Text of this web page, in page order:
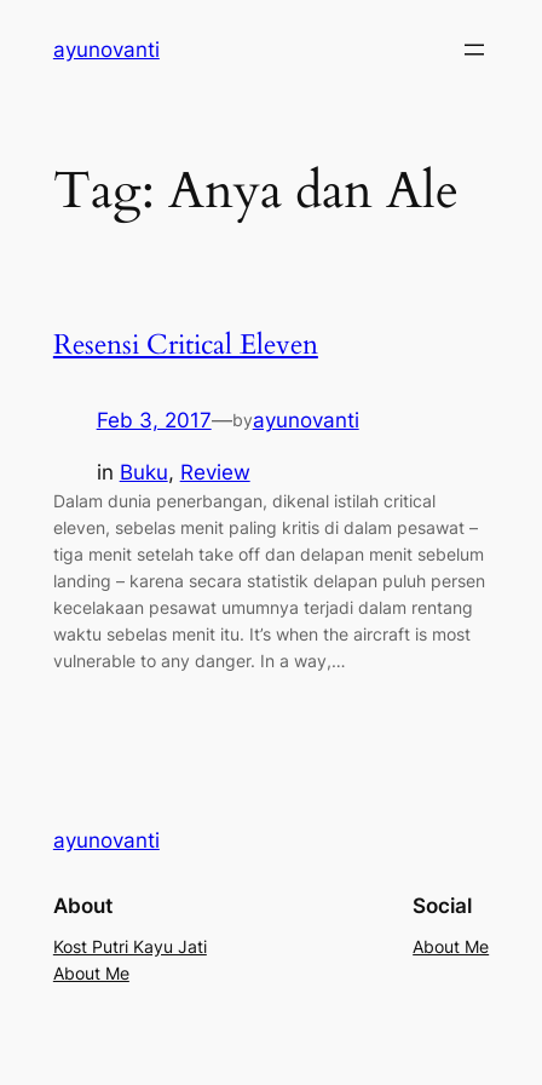
ayunovanti
Tag: Anya dan Ale
Resensi Critical Eleven
Feb 3, 2017—byayunovanti
in Buku, Review
Dalam dunia penerbangan, dikenal istilah critical
eleven, sebelas menit paling kritis di dalam pesawat –
tiga menit setelah take off dan delapan menit sebelum
landing – karena secara statistik delapan puluh persen
kecelakaan pesawat umumnya terjadi dalam rentang
waktu sebelas menit itu. It’s when the aircraft is most
vulnerable to any danger. In a way,…
ayunovanti
About
Kost Putri Kayu Jati
About Me
Social
About Me